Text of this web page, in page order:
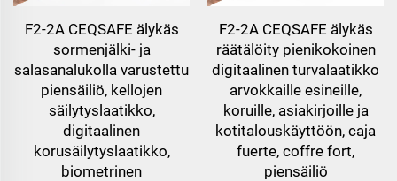
F2-2A CEQSAFE älykäs
sormenjälki- ja
salasanalukolla varustettu
piensäiliö, kellojen
säilytyslaatikko,
digitaalinen
korusäilytyslaatikko,
biometrinen
F2-2A CEQSAFE älykäs
räätälöity pienikokoinen
digitaalinen turvalaatikko
arvokkaille esineille,
koruille, asiakirjoille ja
kotitalouskäyttöön, caja
fuerte, coffre fort,
piensäiliö